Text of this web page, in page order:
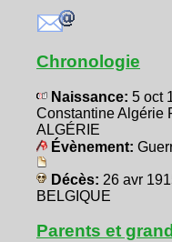
Chronologie
Naissance: 5 oct
Constantine Algérie
ALGÉRIE
Évènement:
Décès: 26 avr
BELGIQUE
Parents et